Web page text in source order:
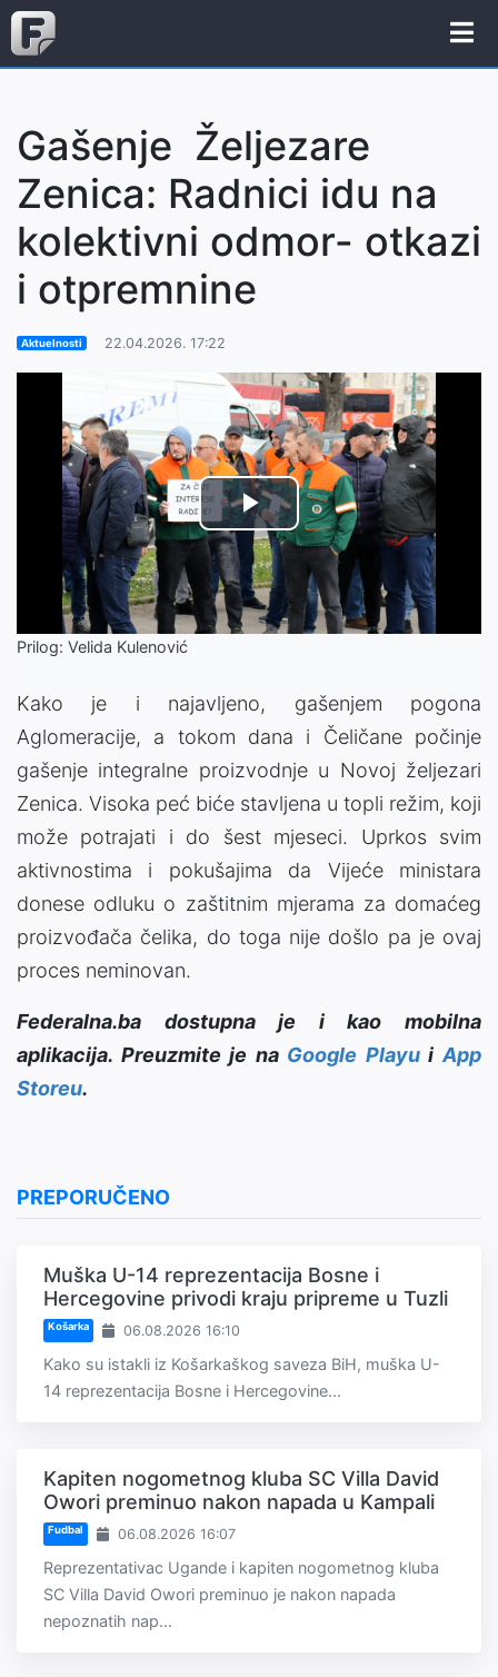
Gašenje Željezare
Zenica: Radnici idu na
kolektivni odmor- otkazi
i otpremnine
Aktuelnosti 22.04.2026. 17:22
Play
Video
Prilog: Velida Kulenović
Kako je i najavljeno, gašenjem pogona
Aglomeracije, a tokom dana i Čeličane počinje
gašenje integralne proizvodnje u Novoj željezari
Zenica. Visoka peć biće stavljena u topli režim, koji
može potrajati i do šest mjeseci. Uprkos svim
aktivnostima i pokušajima da Vijeće ministara
donese odluku o zaštitnim mjerama za domaćeg
proizvođača čelika, do toga nije došlo pa je ovaj
proces neminovan.
Federalna.ba dostupna je i kao mobilna
aplikacija. Preuzmite je na Google PlayuiApp
Storeu.
PREPORUČENO
Muška U-14 reprezentacija Bosne i
Hercegovine privodi kraju pripreme u Tuzli
Košarka 06.08.2026 16:10
Kako su istakli iz Košarkaškog saveza BiH, muška U-
14 reprezentacija Bosne i Hercegovine...
Kapiten nogometnog kluba SC Villa David
Owori preminuo nakon napada u Kampali
Fudbal 06.08.2026 16:07
Reprezentativac Ugande i kapiten nogometnog kluba
SC Villa David Owori preminuo je nakon napada
nepoznatih nap...